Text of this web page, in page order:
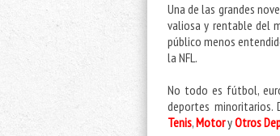
Una de las grandes
valiosa y rentable del
público menos
la NFL.
No todo es fútbol,
deportes minoritarios.
Tenis,MotoryOtros